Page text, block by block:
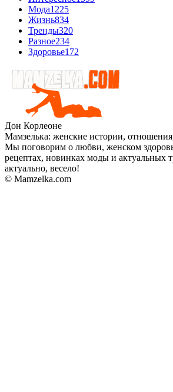
Мода1225
Жизнь834
Тренды320
Разное234
Здоровье172
Дон Корлеоне
Мамзелька: женские истории,
Мы поговорим о любви, женском
рецептах, новинках моды и актуальных
актуально, весело!
© Mamzelka.com